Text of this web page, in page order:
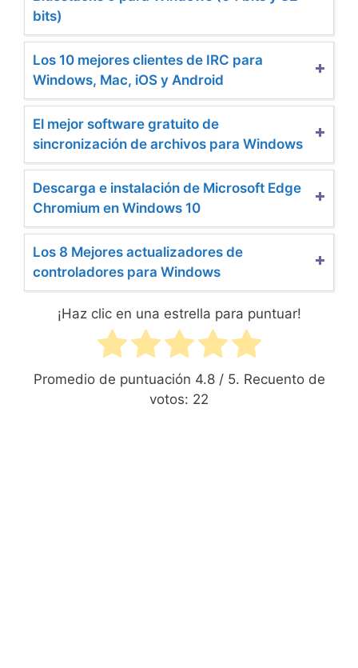
bits)
Los 10 mejores clientes de IRC para
Windows, Mac, iOS y Android
El mejor software gratuito de
sincronización de archivos para Windows
Descarga e instalación de Microsoft Edge
Chromium en Windows 10
Los 8 Mejores actualizadores de
controladores para Windows
¡Haz clic en una estrella para puntuar!
Promedio de puntuación 4.8/ 5. Recuento de
votos: 22